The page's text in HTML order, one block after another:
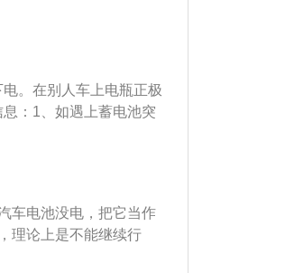
下基本可以使用3年以
2）固定不可靠：车辆
）充电电流过大：会造
4）起动时间过长：使
。在别人车上电瓶正极
：1、如遇上蓄电池突
救援车临时充电，以起
连接顺序：要先将故障
将救援车电池的负极端
跨接电缆连接后，可起
后，便可向没电的蓄电
序取下跨接电缆。
车电池没电，把它当作
理论上是不能继续行
时无刻的给电池充电，